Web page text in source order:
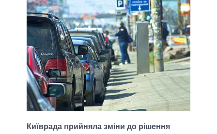
Київрада прийняла зміни до рішення